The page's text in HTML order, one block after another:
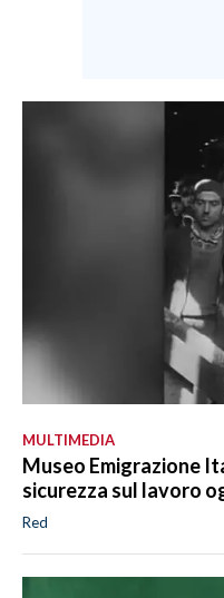
MULTIMEDIA
Museo Emigrazione
sicurezza sul lavoro
Red